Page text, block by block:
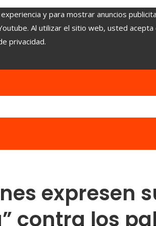
y para mostrar anuncios
Al utilizar el sitio web, usted
privacidad.
expresen
contra los